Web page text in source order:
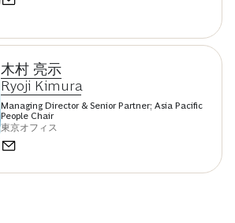
木村 亮示
Ryoji Kimura
Managing Director & Senior Partner; Asia Pacific
People Chair
東京オフィス